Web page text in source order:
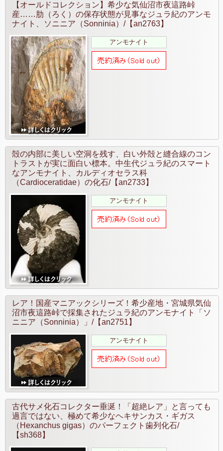
【オールドコレクション】希少な気仙沼市夜這路峠
産……肋（ろく）の保存状態が見事なジュラ紀のアンモ
ナイト、ソニニア（Sonninia）/【an2763】
アンモナイト
殻の内部に美しい空洞を残す、白い外殻と縫合線のコン
トラストが実に面白い標本。中生代ジュラ紀のスマート
なアンモナイト、カルディオセラス科
（Cardioceratidae）の化石/【an2733】
アンモナイト
レア！国産マニアックシリーズ！希少産地・宮城県気仙
沼市夜這路峠で採集されたジュラ紀のアンモナイト「ソ
ニニア（Sonninia）」/【an2751】
アンモナイト
古代サメ化石コレクター垂涎！「超絶レア」と言っても
過言ではない、極めて希少なヘキサンカス・ギガス
（Hexanchus gigas）のパーフェクト歯列化石/
【sh368】